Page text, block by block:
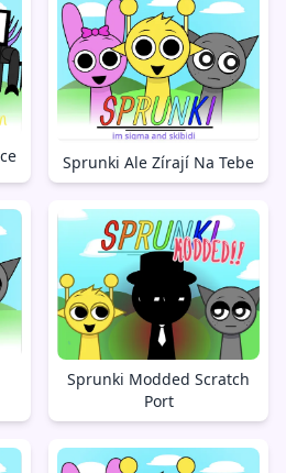
Sprunki Ale Zírají Na Tebe
Sprunki Modded Scratch
Port